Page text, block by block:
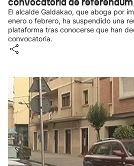
El alcalde Galdakao, que aboga por
enero o febrero, ha suspendido una
plataforma tras conocerse que han
convocatoria.